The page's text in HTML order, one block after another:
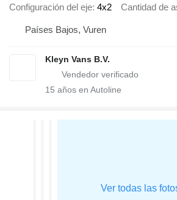
Configuración del eje 4x2 Cantidad de
Países Bajos, Vuren
Kleyn Vans B.V.
15 años en Autoline